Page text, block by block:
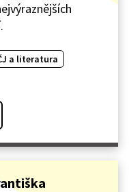
a literatura